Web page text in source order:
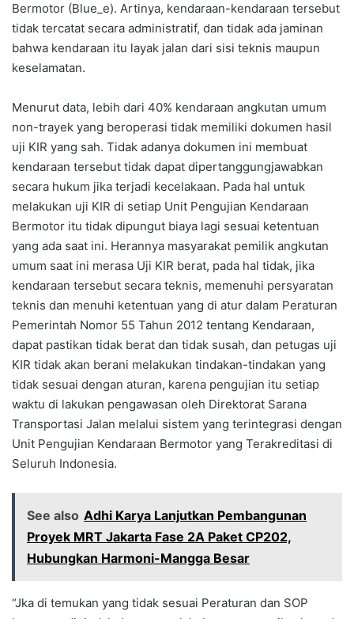
Bermotor (Blue_e). Artinya, kendaraan-kendaraan tersebut
tidak tercatat secara administratif, dan tidak ada jaminan
bahwa kendaraan itu layak jalan dari sisi teknis maupun
keselamatan.
Menurut data, lebih dari 40% kendaraan angkutan umum
non-trayek yang beroperasi tidak memiliki dokumen hasil
uji KIR yang sah. Tidak adanya dokumen ini membuat
kendaraan tersebut tidak dapat dipertanggungjawabkan
secara hukum jika terjadi kecelakaan. Pada hal untuk
melakukan uji KIR di setiap Unit Pengujian Kendaraan
Bermotor itu tidak dipungut biaya lagi sesuai ketentuan
yang ada saat ini. Herannya masyarakat pemilik angkutan
umum saat ini merasa Uji KIR berat, pada hal tidak, jika
kendaraan tersebut secara teknis, memenuhi persyaratan
teknis dan menuhi ketentuan yang di atur dalam Peraturan
Pemerintah Nomor 55 Tahun 2012 tentang Kendaraan,
dapat pastikan tidak berat dan tidak susah, dan petugas uji
KIR tidak akan berani melakukan tindakan-tindakan yang
tidak sesuai dengan aturan, karena pengujian itu setiap
waktu di lakukan pengawasan oleh Direktorat Sarana
Transportasi Jalan melalui sistem yang terintegrasi dengan
Unit Pengujian Kendaraan Bermotor yang Terakreditasi di
Seluruh Indonesia.
See also Adhi Karya Lanjutkan Pembangunan
Proyek MRT Jakarta Fase 2A Paket CP202,
Hubungkan Harmoni-Mangga Besar
“Jka di temukan yang tidak sesuai Peraturan dan SOP